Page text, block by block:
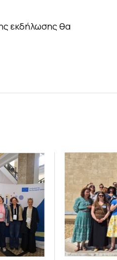
εκδήλωσης θα